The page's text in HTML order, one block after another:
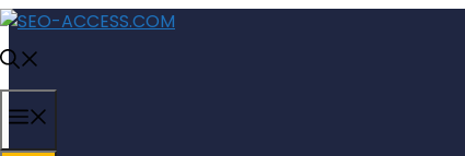
Skip
to
content